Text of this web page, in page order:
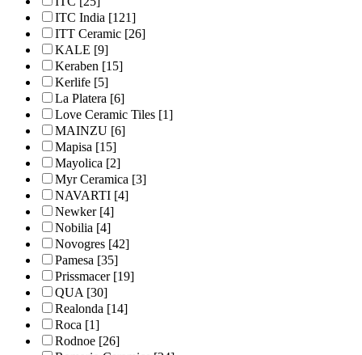
ITC India [121]
ITT Ceramic [26]
KALE [9]
Keraben [15]
Kerlife [5]
La Platera [6]
Love Ceramic Tiles [1]
MAINZU [6]
Mapisa [15]
Mayolica [2]
Myr Ceramica [3]
NAVARTI [4]
Newker[4]
Nobilia [4]
Novogres [42]
Pamesa [35]
Prissmacer[19]
QUA[30]
Realonda [14]
Roca [1]
Rodnoe [26]